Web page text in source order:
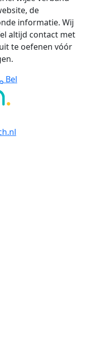
de
informatie. Wij
altijd contact met
te oefenen vóór
Bel